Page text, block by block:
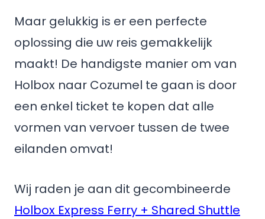
Maar gelukkig is er een perfecte
oplossing die uw reis gemakkelijk
maakt! De handigste manier om van
Holbox naar Cozumel te gaan is door
een enkel ticket te kopen dat alle
vormen van vervoer tussen de twee
eilanden omvat!
Wij raden je aan dit gecombineerde
Holbox Express Ferry + Shared Shuttle